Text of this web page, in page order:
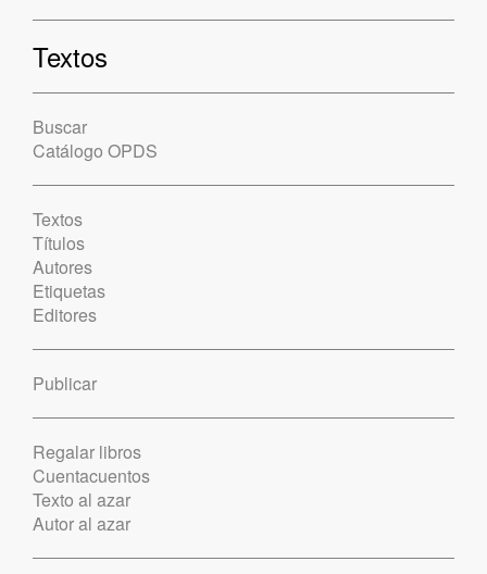
Textos
Buscar
Catálogo OPDS
Textos
Títulos
Autores
Etiquetas
Editores
Publicar
Regalar libros
Cuentacuentos
Texto al azar
Autor al azar